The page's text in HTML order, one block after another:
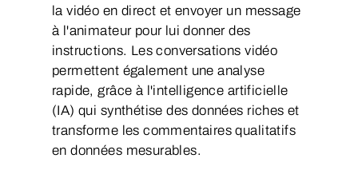
la vidéo en direct et envoyer un message
à l'animateur pour lui donner des
instructions. Les conversations vidéo
permettent également une analyse
rapide, grâce à l'intelligence artificielle
(IA) qui synthétise des données riches et
transforme les commentaires qualitatifs
en données mesurables.